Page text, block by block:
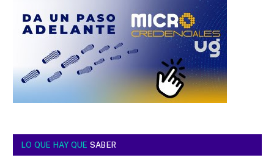
LO QUE HAY QUE SABER